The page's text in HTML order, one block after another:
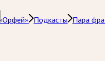
Подкасты Пара